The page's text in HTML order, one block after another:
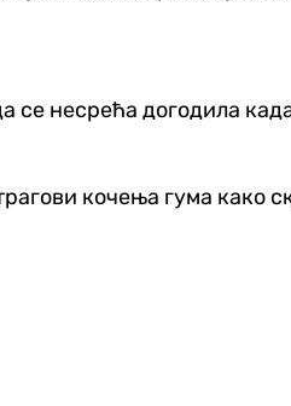
се несрећа догодила
кочења гума